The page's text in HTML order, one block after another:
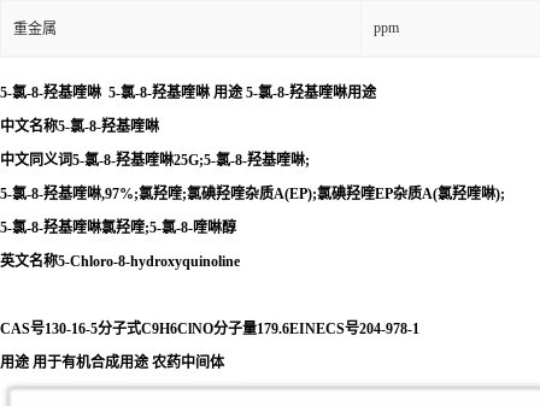
重金属 ppm
5-氯-8-羟基喹啉 5-氯-8-羟基喹啉 用途 5-氯-8-羟基喹啉用途
中文名称5-氯-8-羟基喹啉
中文同义词5-氯-8-羟基喹啉25G;5-氯-8-羟基喹啉;
5-氯-8-羟基喹啉,97%;氯羟喹;氯碘羟喹杂质A(EP);氯碘羟喹EP杂质A(氯羟喹啉);
5-氯-8-羟基喹啉氯羟喹;5-氯-8-喹啉醇
英文名称5-Chloro-8-hydroxyquinoline
CAS号130-16-5分子式C9H6ClNO分子量179.6EINECS号204-978-1
用途 用于有机合成用途 农药中间体